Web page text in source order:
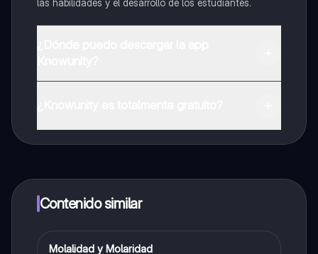
a determinadas funciones.
Contenido similar
Química
Molalidad y Molaridad